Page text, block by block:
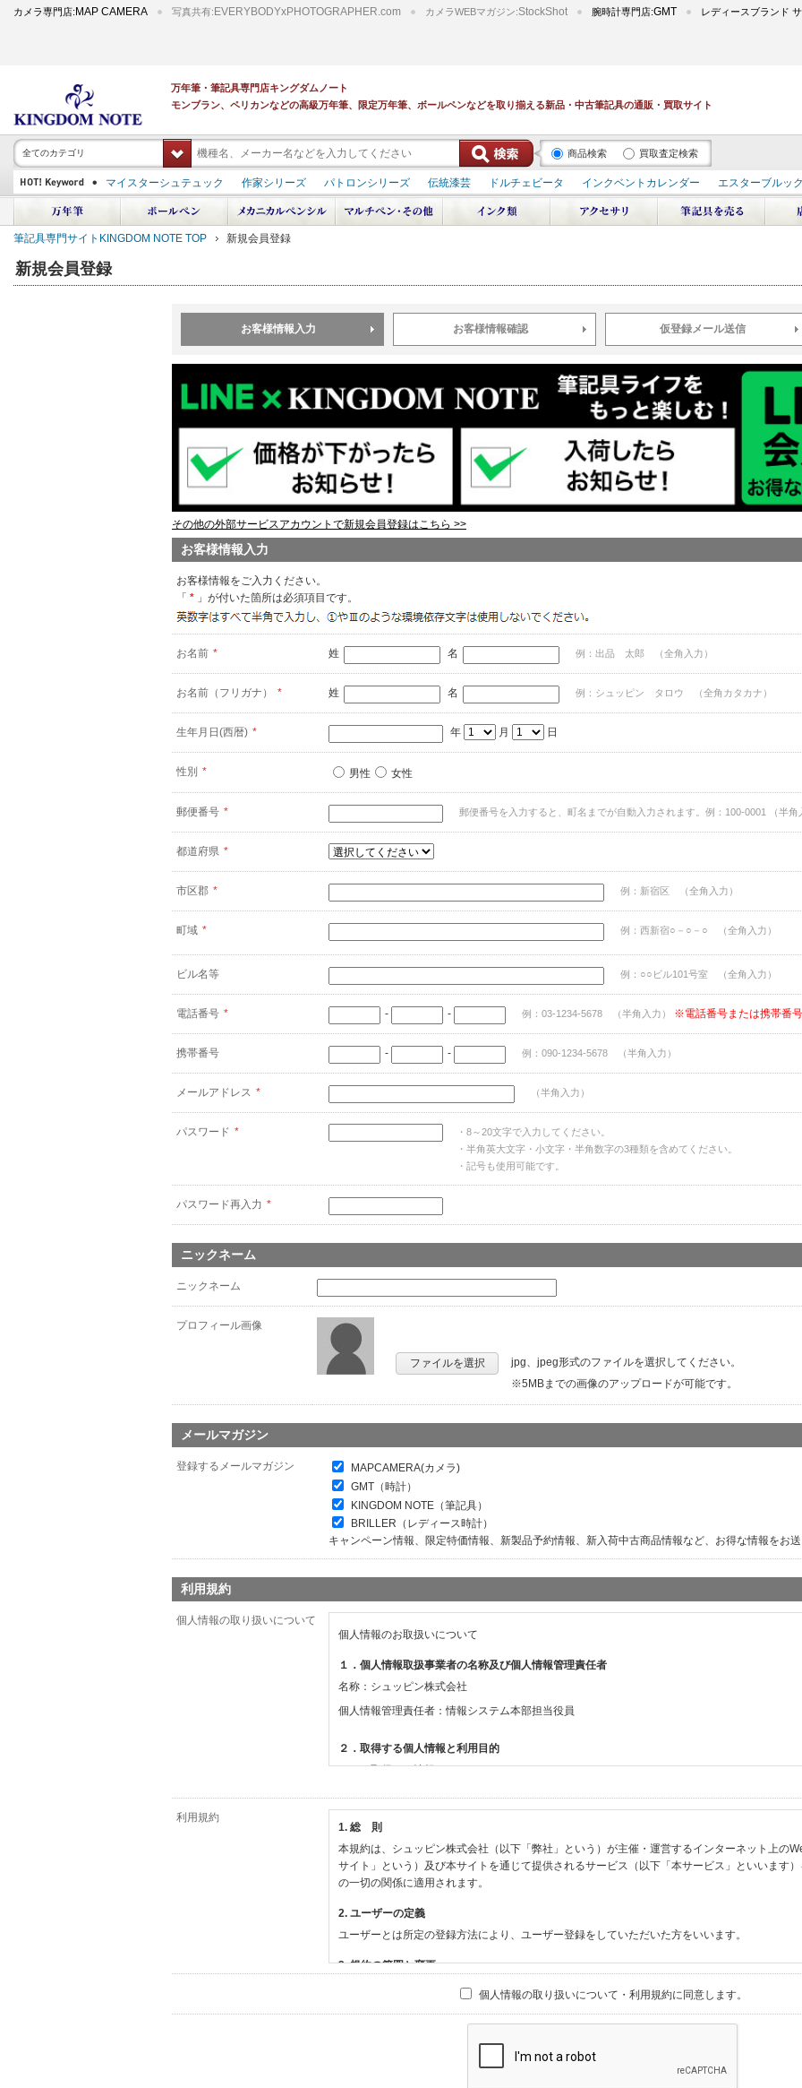
カメラ専門店: MAP CAMERA 写真共有: EVERYBODYxPHOTOGRAPHER.com カメラWEBマガジン:StockShot 腕時計専門店:GMT レディースブランド
万年筆・筆記具専門店キングダムノート
モンブラン、ペリカンなどの高級万年筆、限定万年筆、ボールペンなどを取り揃える新品・中古筆記具の通販・買取サイト
全てのカテゴリ 商品検索 買取査定検索
マイスターシュテュック 作家シリーズ パトロンシリーズ 伝統漆芸 ドルチェビータ インクベントカレンダー エスターブルック
スーベレーン
PILOT 蒔絵 ダイアミン ボトルインク デュポン スペース オデッセイ 輪島屋善仁 深海 エテルニタ･アヴァンティ
中屋万年筆
プラチナ 出雲 キングダムノート別注 アルマンドシモーニクラブ ペリカン オーシャンスワール 源氏物語 作家シリーズ パトロンシリ
筆記具専門サイトKINGDOM NOTE TOP 新規会員登録
新規会員登録
お客様情報入力 お客様情報確認 仮登録メール送信
その他の外部サービスアカウントで新規会員登録はこちら >>
お客様情報入力
お客様情報をご入力ください。
「 * 」が付いた箇所は必須項目です。
お名前 * 姓 名 例：出品 太郎 （全角入力）
お名前（フリガナ） * 姓 名 例：シュッピン タロウ （全角カタカナ）
生年月日(西暦) * 年 月 日
性別 * 男性 女性
郵便番号 * 郵便番号を入力すると、町名までが自動入力されます。例：100-0001 （半角
都道府県 *
市区郡 * 例：新宿区 （全角入力）
町域 * 例：西新宿○－○－○ （全角入力）
ビル名等 例：○○ビル101号室 （全角入力）
電話番号 * - - 例：03-1234-5678 （半角入力） ※電話番号または携帯番
携帯番号 - - 例：090-1234-5678 （半角入力）
メールアドレス * （半角入力）
パスワード *
・8～20文字で入力してください。
・半角英大文字・小文字・半角数字の3種類を含めてください。
・記号も使用可能です。
パスワード再入力 *
ニックネーム
ニックネーム
プロフィール画像
ファイルを選択
jpg、jpeg形式のファイルを選択してください。
※5MBまでの画像のアップロードが可能です。
メールマガジン
登録するメールマガジン
MAPCAMERA(カメラ)
GMT（時計）
KINGDOM NOTE（筆記具）
BRILLER（レディース時計）
キャンペーン情報、限定特価情報、新製品予約情報、新入荷中古商品情報など、お得な情報をお
利用規約
個人情報の取り扱いについて
個人情報のお取扱いについて
１．個人情報取扱事業者の名称及び個人情報管理責任者
名称：シュッピン株式会社
個人情報管理責任者：情報システム本部担当役員
２．取得する個人情報と利用目的
（１）取得する情報
・必須登録：氏名、生年月日、性別、住所、電話番号、メールアドレス、パスワード
・任意登録：ニックネーム、プロフィール画像、希望するメールマガジンの種類
【当社サービスをご利用時に当社が取得またはご提供いただく情報】
・お支払いやお振込みに関わる情報（クレジットカード・銀行口座・電子マネー等の決済時に
・法律上の要請等により、本人確認を行うための本人確認書類（運転免許証、健康保険証、住
・EVERYBODY×PHOTOGRAPHER.comのご利用に伴いご登録いただいた、広範囲設定をご希
撮影機材や機材の設定等に関する情報、および画像データとその画像データに含まれる情報
・当社ウェブサイト・サービス内のクッキー情報
【外部サービスアカウントを利用される場合】
会員登録時にソーシャルネットワーキングサービス等の外部サービスとの連携を許可した場合
利用規約
1. 総 則
本規約は、シュッピン株式会社（以下「弊社」という）が主催・運営するインターネット上の
サイト」という）及び本サイトを通じて提供されるサービス（以下「本サービス」といいます
の一切の関係に適用されます。
2. ユーザーの定義
ユーザーとは所定の登録方法により、ユーザー登録をしていただいた方をいいます。
3. 規約の範囲と変更
1) 本規約は、本サイト及び本サービスの利用に関し、弊社及び全てのユーザーに適用されます。
2) 弊社が別途規定する個別規定、及び弊社が随時本サイト内に掲示またはユーザーに対し通知
す。本規約と個別規定及び追加規定が異なる場合は、個別規定及び追加規定が優先するものとし
3) 弊社はユーザーの承諾を得ることなく、本規約を変更できるものとし、ユーザーはこれを承
た場合は、本サイト内に掲示またはユーザーに対し通知するものとし、その後にユーザーが本
個人情報の取り扱いについて・利用規約に同意します。